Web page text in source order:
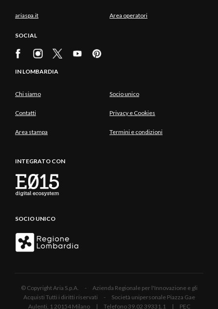
ariaspa.it Area operatori
SOCIAL
IN LOMBARDIA
Chi siamo Socio unico
Contatti Privacy e Cookies
Area stampa Termini e condizioni
INTEGRATO CON
SOCIO UNICO
© Copyright Aria S.p.A. - Azienda Regionale per l'Innovazione e gli
Acquisti Tutti i diritti riservati - Società unipersonale Piazza Gae
Aulenti, 1 20154 Milano | Telefono 39.02 39331.1 | PEC